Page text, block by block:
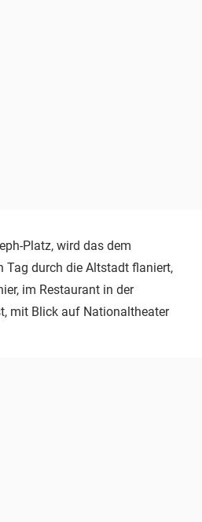
Platz, wird das dem
Tag durch die Altstadt flaniert,
im Restaurant in der
mit Blick auf Nationaltheater